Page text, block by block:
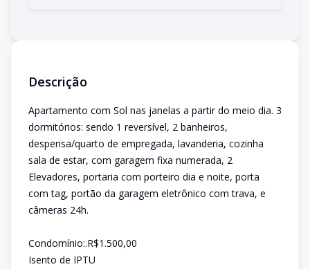
Descrição
Apartamento com Sol nas janelas a partir do meio dia. 3
dormitórios: sendo 1 reversível, 2 banheiros,
despensa/quarto de empregada, lavanderia, cozinha
sala de estar, com garagem fixa numerada, 2
Elevadores, portaria com porteiro dia e noite, porta
com tag, portão da garagem eletrônico com trava, e
câmeras 24h.
Condomínio:.R$1.500,00
Isento de IPTU